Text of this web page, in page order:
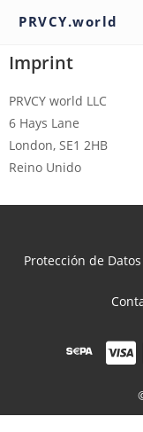
PRVCY.world
Imprint
PRVCY world LLC
6 Hays Lane
London, SE1 2HB
Reino Unido
Protección de Datos